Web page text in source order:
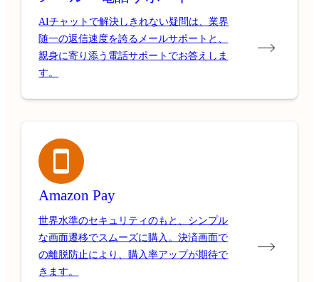
AIチャットで解決しきれない疑問は、業界
随一の返信速度を誇るメールサポートと、
親身に寄り添う電話サポートでお答えしま
す。
Amazon Pay
世界水準のセキュリティのもと、シンプル
な画面遷移でスムーズに購入。決済画面で
の離脱防止により、購入率アップが期待で
きます。